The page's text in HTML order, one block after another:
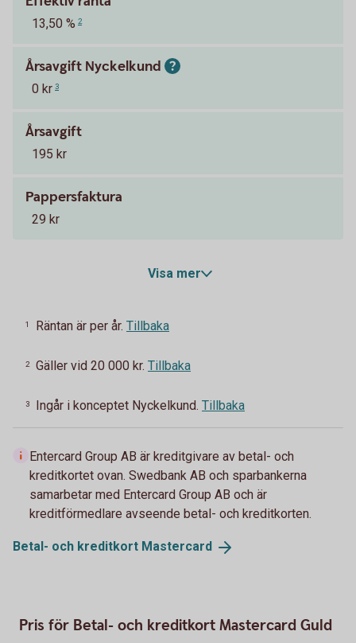
13,50 % 2
Årsavgift Nyckelkund
0 kr 3
Årsavgift
195 kr
Pappersfaktura
29 kr
Visa mer
1 Räntan är per år. Tillbaka
2 Gäller vid 20 000 kr. Tillbaka
3 Ingår i konceptet Nyckelkund. Tillbaka
Entercard Group AB är kreditgivare av betal- och
kreditkortet ovan. Swedbank AB och sparbankerna
samarbetar med Entercard Group AB och är
kreditförmedlare avseende betal- och kreditkorten.
Betal- och kreditkort Mastercard
Pris för Betal- och kreditkort Mastercard Guld